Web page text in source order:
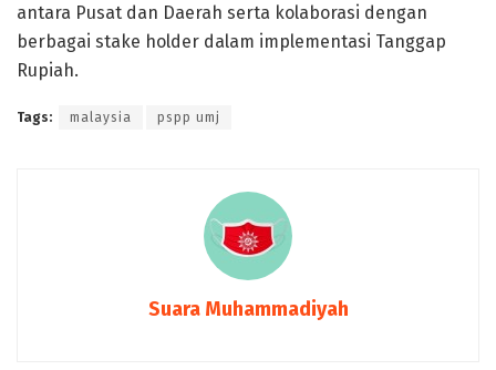
antara Pusat dan Daerah serta kolaborasi dengan
berbagai stake holder dalam implementasi Tanggap
Rupiah.
Tags: malaysia pspp umj
Suara Muhammadiyah